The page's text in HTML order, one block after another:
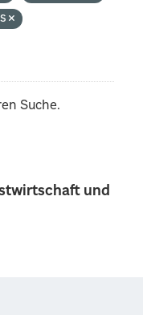
und
Suche.